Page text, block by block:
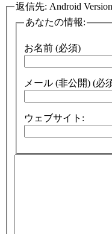
返信先: Android
あなたの情報:
お名前 (必須)
メール (非公開) (必
ウェブサイト: